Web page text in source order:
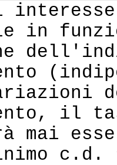
interesse
in
il
mai